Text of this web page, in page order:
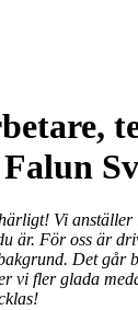
Vi anställer
är. För oss är
Det går
vi fler glada